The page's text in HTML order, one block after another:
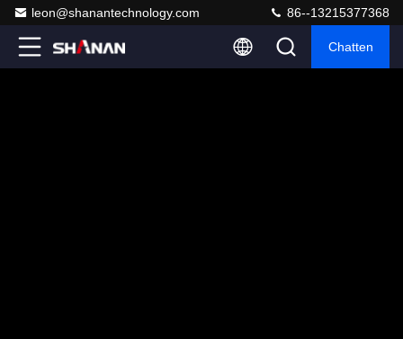
leon@shanantechnology.com 86--13215377368
Chatten